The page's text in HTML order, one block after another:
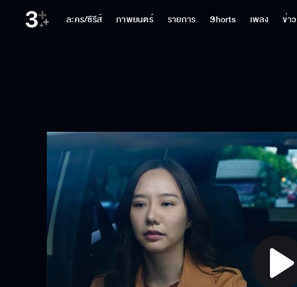
ละคร/ซีรีส์ ภาพยนตร์ รายการ Shorts เพลง ข่าว
Play